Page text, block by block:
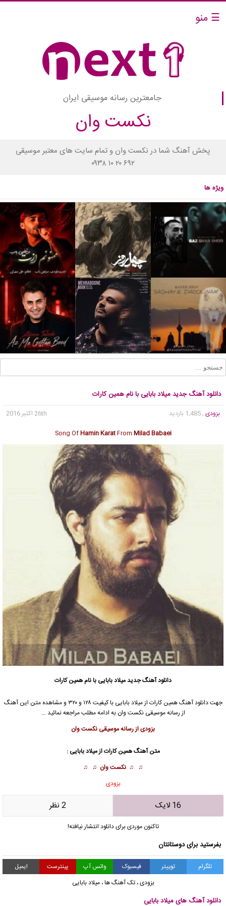
☰ منو
جامعترین رسانه موسیقی ایران
نکست وان
پخش آهنگ شما در نکست وان و تمام سایت های معتبر موسیقی
۰۹۳۸ ۱۰ ۲۰ ۶۹۲
ویژه ها
دانلود آهنگ جدید میلاد بابایی با نام همین کارات
بزودی , 1,485 بازدید
26th اکتبر 2016
Song OfHamin KaratFrom Milad Babaei
دانلود آهنگ جدیدمیلاد بابایی با نام همین کارات
جهت دانلود آهنگ همین کارات ازمیلاد بابایی
با کیفیت ۱۲۸ و ۳۲۰ و مشاهده متن این آهنگ
از رسانه موسیقی نکست وان به ادامه مطلب مراجعه نمائید …
بزودی از رسانه موسیقی نکست وان
متن آهنگ همین کارات ازمیلاد بابایی :
♫ ♫ نکست وان ♫ ♫
بزودی
16 لایک 2 نظر
تاکنون موردی برای دانلود انتشار نیافته!
بفرستید برای دوستانتان
تلگرام توییتر فیسبوک واتس آپ پینترست
ایمیل
بزودی،تک آهنگ ها،میلاد بابایی
دانلود آهنگ های میلاد بابایی